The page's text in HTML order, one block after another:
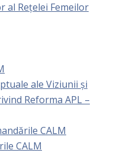
al Rețelei Femeilor
ale Viziunii și
Reforma APL –
CALM
CALM